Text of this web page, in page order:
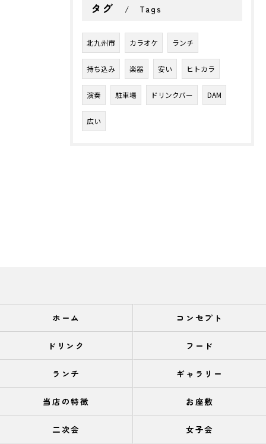
タグ Tags
北九州市 カラオケ ランチ
持ち込み 楽器 安い ヒトカラ
演奏 駐車場 ドリンクバー DAM
広い
ホーム コンセプト
ドリンク フード
ランチ ギャラリー
当店の特徴 お座敷
二次会 女子会